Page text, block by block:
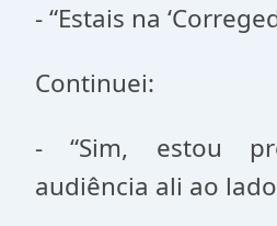
- “Estais na
Continuei:
- “Sim, estou
audiência ali ao